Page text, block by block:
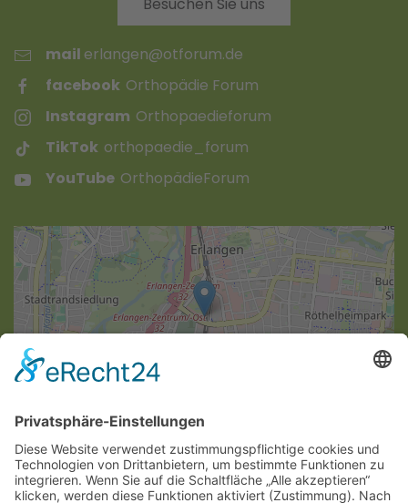
mail erlangen@otforum.de
facebook Orthopädie Forum
Instagram Orthopaedieforum
TikTok orthopaedie_forum
YouTube OrthopädieForum
SAGEN SIE UNS IHRE MEINUNG